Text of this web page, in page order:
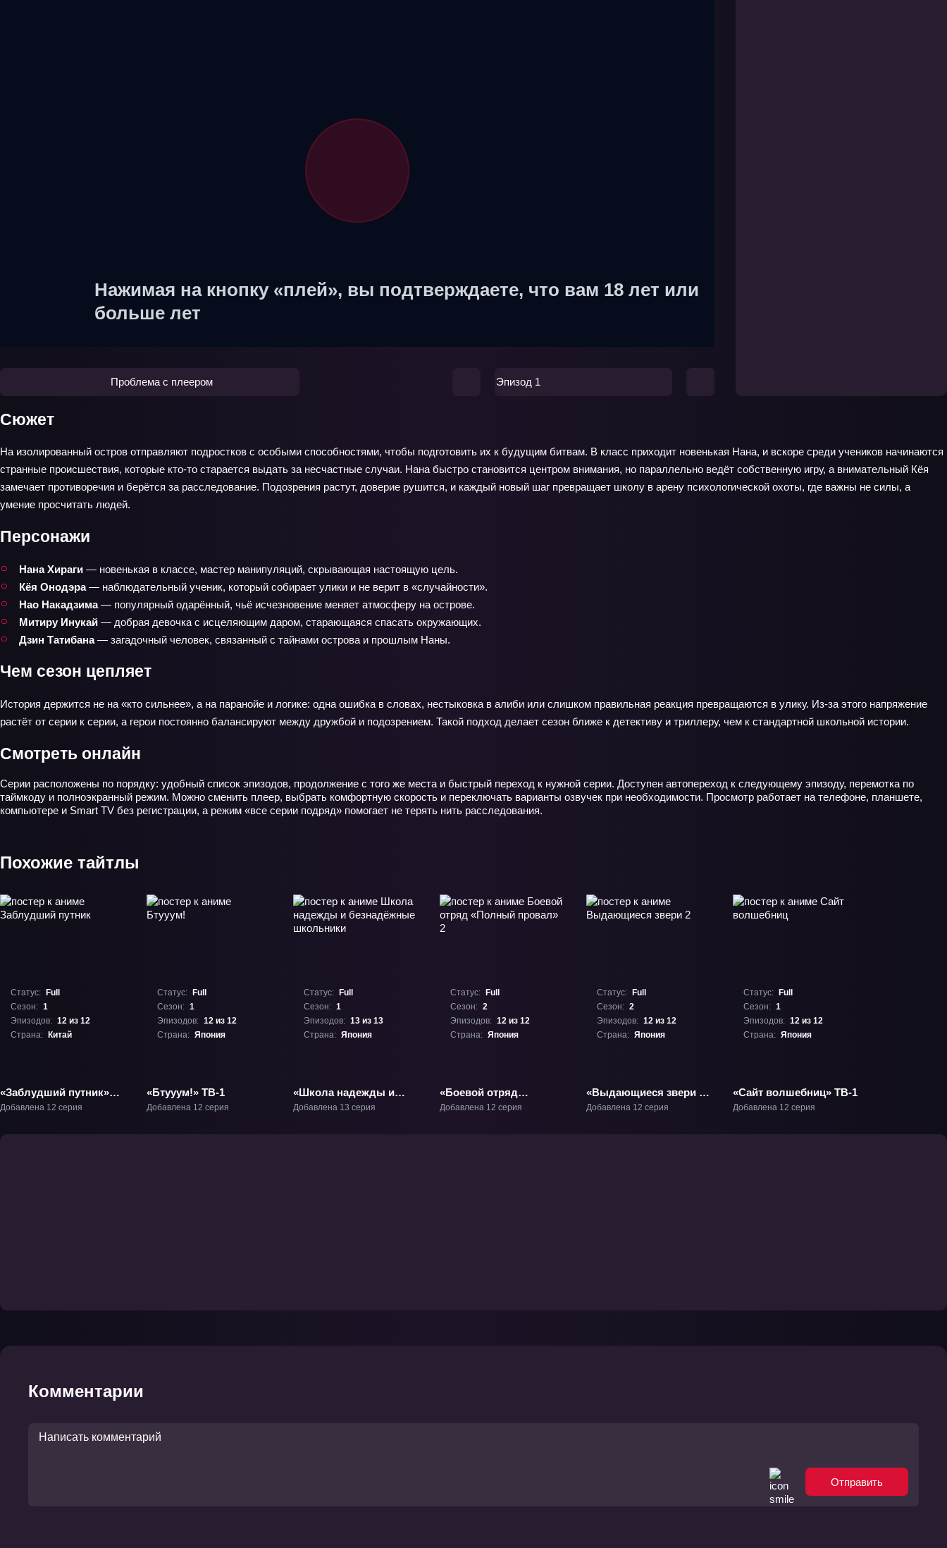
Нажимая на кнопку «плей», вы подтверждаете, что вам 18 лет или
больше лет
Проблема с плеером Эпизод 1
Сюжет
На изолированный остров отправляют подростков с особыми способностями, чтобы подготовить их к будущим битвам. В класс приходит новенькая Нана, и вскоре среди учеников начинаются
странные происшествия, которые кто-то старается выдать за несчастные случаи. Нана быстро становится центром внимания, но параллельно ведёт собственную игру, а внимательный Кёя
замечает противоречия и берётся за расследование. Подозрения растут, доверие рушится, и каждый новый шаг превращает школу в арену психологической охоты, где важны не силы, а
умение просчитать людей.
Персонажи
Нана Хираги — новенькая в классе, мастер манипуляций, скрывающая настоящую цель.
Кёя Онодэра— наблюдательный ученик, который собирает улики и не верит в «случайности».
Нао Накадзима— популярный одарённый, чьё исчезновение меняет атмосферу на острове.
Митиру Инукай — добрая девочка с исцеляющим даром, старающаяся спасать окружающих.
Дзин Татибана— загадочный человек, связанный с тайнами острова и прошлым Наны.
Чем сезон цепляет
История держится не на «кто сильнее», а на паранойе и логике: одна ошибка в словах, нестыковка в алиби или слишком правильная реакция превращаются в улику. Из-за этого напряжение
растёт от серии к серии, а герои постоянно балансируют между дружбой и подозрением. Такой подход делает сезон ближе к детективу и триллеру, чем к стандартной школьной истории.
Смотреть онлайн
Серии расположены по порядку: удобный список эпизодов, продолжение с того же места и быстрый переход к нужной серии. Доступен автопереход к следующему эпизоду, перемотка по
таймкоду и полноэкранный режим. Можно сменить плеер, выбрать комфортную скорость и переключать варианты озвучек при необходимости. Просмотр работает на телефоне, планшете,
компьютере и Smart TV без регистрации, а режим «все серии подряд» помогает не терять нить расследования.
Похожие тайтлы
Статус:
Full
Сезон: 1
Эпизодов: 12 из 12
Страна:
Китай
«Заблудший путник»
ТВ-1
Добавлена 12 серия
Статус:
Full
Сезон: 1
Эпизодов: 12 из 12
Страна: Япония
«Бтууум!» ТВ-1
Добавлена 12 серия
Статус:
Full
Сезон: 1
Эпизодов: 13 из 13
Страна: Япония
«Школа надежды и
безнадёжные
Добавлена 13 серия
Статус:
Full
Сезон: 2
Эпизодов: 12 из 12
Страна: Япония
«Боевой отряд
«Полный провал» 2»
Добавлена 12 серия
Статус:
Full
Сезон: 2
Эпизодов: 12 из 12
Страна: Япония
«Выдающиеся звери 2»
ТВ-2
Добавлена 12 серия
Статус:
Full
Сезон: 1
Эпизодов: 12 из 12
Страна: Япония
«Сайт волшебниц» ТВ-1
Добавлена 12 серия
Комментарии
Отправить